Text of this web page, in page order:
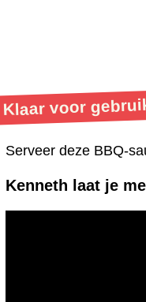
Klaar voor
Serveer deze BBQ-
Kenneth laat je